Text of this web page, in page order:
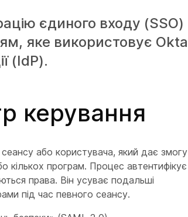
єдиного входу (SSO)
яке використовує Okta
(IdP).
керування
або користувача, який дає змогу
кількох програм. Процес автентифікує
права. Він усуває подальші
під час певного сеансу.